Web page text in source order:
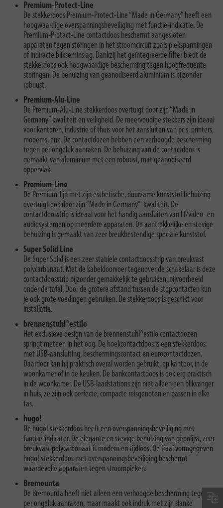
Premium-Protect-Line
De stekkerdoos Premium-Protect-Line “Made in Germany” heeft een
hoogwaardige overspanningsbeveiliging met functie-indicatie. De
Premium-Protect-Line contactdoos beschermt aangesloten
apparaten tegen storingen in het stroomcircuit zoals piekspanningen
of indirecte blikseminslag. Dankzij het geïntegreerde filter biedt de
stekkerdoos ook hoogwaardige bescherming tegen hoogfrequente
storingen. De behuizing van geanodiseerd aluminium is bijzonder
robuust.
Premium-Alu-Line
De Premium-Alu-Line stekkerdoos overtuigt door zijn “Made in
Germany” kwaliteit en veiligheid. De meervoudige stekkers zijn ideaal
voor kantoren, industrie of thuis voor het aansluiten van pc's, printers,
modems, enz. De contactdozen hebben een verhoogde bescherming
tegen per ongeluk aanraken. De behuizing van de contactdoos is
gemaakt van aluminium met een robuust, mat geanodiseerd
oppervlak.
Premium-Line
De Premium-lijn met zijn esthetische, duurzame kunststof behuizing
overtuigt ook door zijn “Made in Germany”-kwaliteit. De
contactdoosstrip is ideaal voor het handig aansluiten van IT/video- en
audiosystemen op meerdere apparaten. De aantrekkelijke en stevige
behuizing is gemaakt van zeer breukbestendige speciale kunststof.
Super Solid Line
De Super Solid is een zeer stabiele contactdoosstrip van breukvast
polycarbonaat. Met de kabeldoorvoer tegenover de schakelaar is deze
contactdoosstrip bijzonder gemakkelijk te gebruiken, bijvoorbeeld
onder de tafel. Door de grotere afstand tussen de stopcontacten kun
je ook grote voedingen gebruiken. De stekkerdoos is geschikt voor
installatie.
brennenstuhl®estilo
Het exclusieve design van de brennenstuhl®estilo contactdozen
springt meteen in het oog. De hoekcontactdoos is een stekkerdoos
met USB-aansluiting, beschermingscontact en eurocontactdozen.
Daardoor kan hij praktisch overal worden gebruikt, op kantoor, in de
woonkamer of in de keuken. De bankcontactdoos is ook erg praktisch
in de woonkamer. De USB-laadstations zijn niet alleen een blikvanger
in huis, ze zijn ook perfecte, compacte reisgenoten en passen in elke
tas.
hugo!
De hugo! stekkerdoos heeft een overspanningsbeveiliging met
functie-indicator. De elegante en stevige behuizing van gepolijst, zeer
breukvast polycarbonaat is modern en tijdloos. De fraai vormgegeven
hugo! stekkerdoos met overspanningsbeveiliging beschermt
waardevolle apparaten tegen stroompieken.
Bremounta
De Bremounta heeft niet alleen een verhoogde bescherming tegen
per ongeluk aanraken, maar maakt ook indruk met zijn slanke